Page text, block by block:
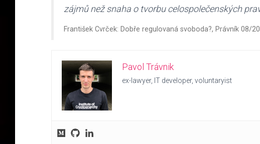
zájmů než snaha o tvorbu celospolečenských
František Cvrček: Dobře regulovaná svoboda?, Právník 08/
Pavol Trávnik
ex-lawyer, IT developer, voluntaryist